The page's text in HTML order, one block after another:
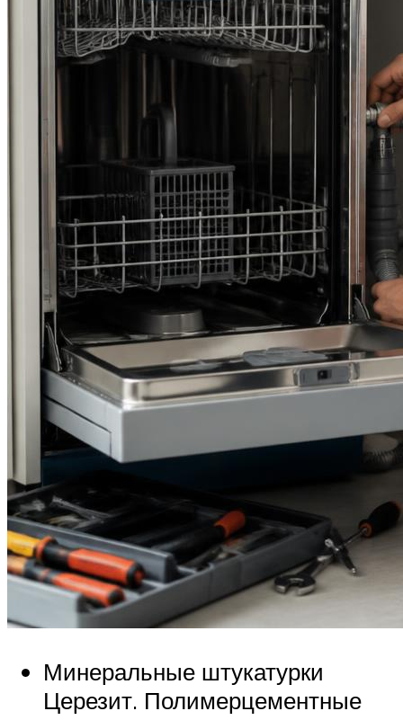
Минеральные штукатурки
Церезит. Полимерцементные